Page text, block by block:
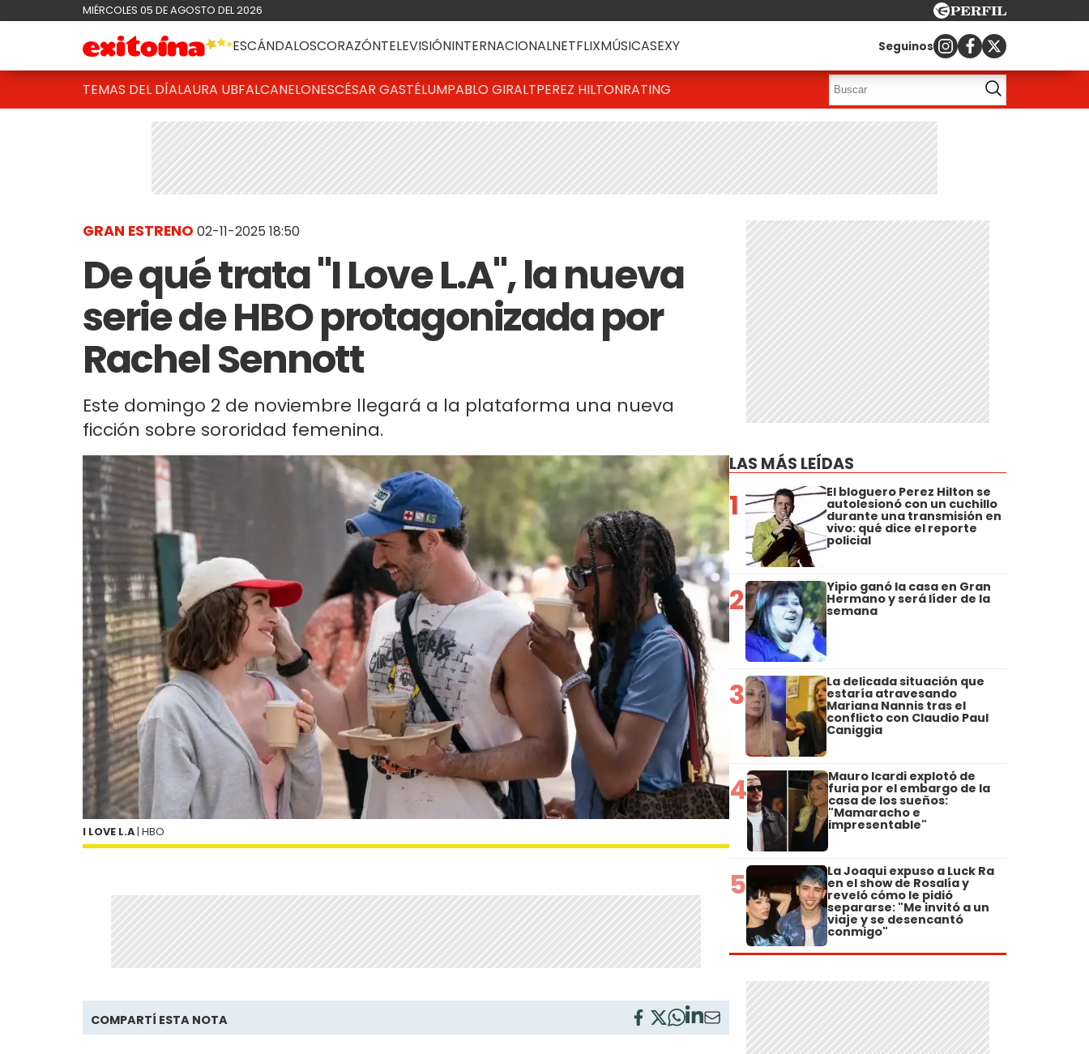
MIÉRCOLES 05 DE AGOSTO DEL 2026
ESCÁNDALOSCORAZÓNTELEVISIÓNINTERNACIONALNETFLIXMÚSICASEXY Seguinos
TEMAS DEL DÍALAURA UBFALCANELONESCÉSAR GASTÉLUMPABLO GIRALTPEREZ HILTONRATING
GRAN ESTRENO 02-11-2025 18:50
De qué trata "I Love L.A", la nueva
serie de HBO protagonizada por
Rachel Sennott
Este domingo 2 de noviembre llegará a la plataforma una nueva
ficción sobre sororidad femenina.
I LOVE L.A | HBO
COMPARTÍ ESTA NOTA
LAS MÁS LEÍDAS
1 El bloguero Perez Hilton se
autolesionó con un cuchillo
durante una transmisión en
vivo: qué dice el reporte
policial
2 Yipio ganó la casa en Gran
Hermano y será líder de la
semana
3 La delicada situación que
estaría atravesando
Mariana Nannis tras el
conflicto con Claudio Paul
Caniggia
4 Mauro Icardi explotó de
furia por el embargo de la
casa de los sueños:
"Mamaracho e
impresentable"
5 La Joaqui expuso a Luck Ra
en el show de Rosalía y
reveló cómo le pidió
separarse: "Me invitó a un
viaje y se desencantó
conmigo"